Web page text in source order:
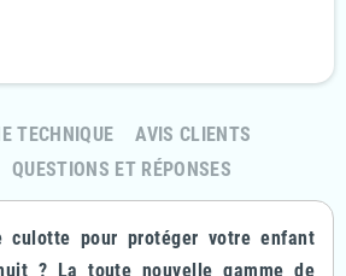
TECHNIQUE
AVIS CLIENTS
QUESTIONS ET RÉPONSES
culotte pour protéger votre enfant
? La toute nouvelle gamme de